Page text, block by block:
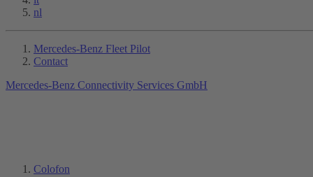
nl
Mercedes-Benz Fleet Pilot
Contact
Mercedes-Benz Connectivity Services GmbH
Colofon